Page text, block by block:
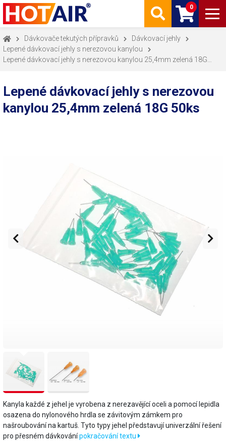
0
Dávkovače tekutých přípravků
Dávkovací jehly
Lepené dávkovací jehly s nerezovou kanylou
Lepené dávkovací jehly s nerezovou kanylou 25,4mm zelená 18G
Lepené dávkovací jehly s nerezovou
kanylou 25,4mm zelená 18G 50ks
Kanyla každé z jehel je vyrobena z nerezavějící oceli a pomocí lepidla
osazena do nylonového hrdla se závitovým zámkem pro
našroubování na kartuš. Tyto typy jehel představují univerzální řešení
pro přesném dávkovánípokračování textu